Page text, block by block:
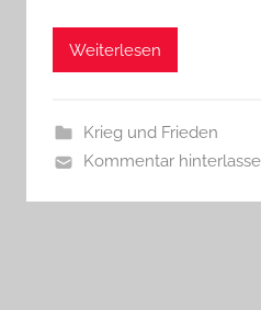
Weiterlesen
Krieg und Frieden
Kommentar